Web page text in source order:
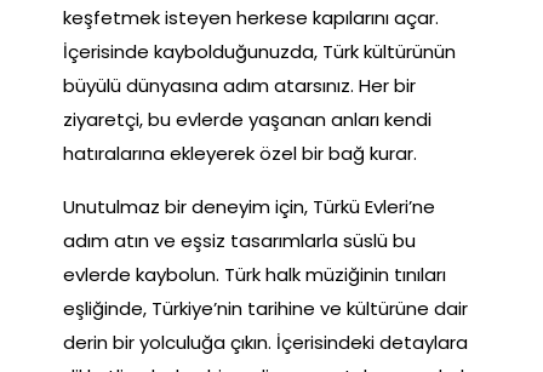
keşfetmek isteyen herkese kapılarını açar.
İçerisinde kaybolduğunuzda, Türk kültürünün
büyülü dünyasına adım atarsınız. Her bir
ziyaretçi, bu evlerde yaşanan anları kendi
hatıralarına ekleyerek özel bir bağ kurar.
Unutulmaz bir deneyim için, Türkü Evleri’ne
adım atın ve eşsiz tasarımlarla süslü bu
evlerde kaybolun. Türk halk müziğinin tınıları
eşliğinde, Türkiye’nin tarihine ve kültürüne dair
derin bir yolculuğa çıkın. İçerisindeki detaylara